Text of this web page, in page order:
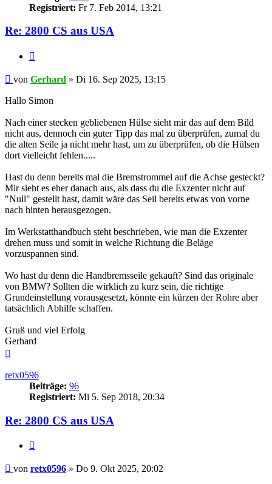
Registriert: Fr 7. Feb 2014, 13:21
Re: 2800 CS aus USA
Beitrag
von Gerhard » Di 16. Sep 2025, 13:15
Hallo Simon
Nach einer stecken gebliebenen Hülse sieht mir das auf dem Bild
nicht aus, dennoch ein guter Tipp das mal zu überprüfen, zumal du
die alten Seile ja nicht mehr hast, um zu überprüfen, ob die Hülsen
dort vielleicht fehlen.....
Hast du denn bereits mal die Bremstrommel auf die Achse gesteckt?
Mir sieht es eher danach aus, als dass du die Exzenter nicht auf
"Null" gestellt hast, damit wäre das Seil bereits etwas von vorne
nach hinten herausgezogen.
Im Werkstatthandbuch steht beschrieben, wie man die Exzenter
drehen muss und somit in welche Richtung die Beläge
vorzuspannen sind.
Wo hast du denn die Handbremsseile gekauft? Sind das originale
von BMW? Sollten die wirklich zu kurz sein, die richtige
Grundeinstellung vorausgesetzt, könnte ein kürzen der Rohre aber
tatsächlich Abhilfe schaffen.
Gruß und viel Erfolg
Gerhard
retx0596
Beiträge: 96
Registriert: Mi 5. Sep 2018, 20:34
Re: 2800 CS aus USA
Beitrag
von retx0596 » Do 9. Okt 2025, 20:02